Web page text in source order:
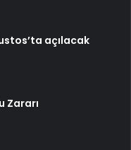
açılacak
Zararı